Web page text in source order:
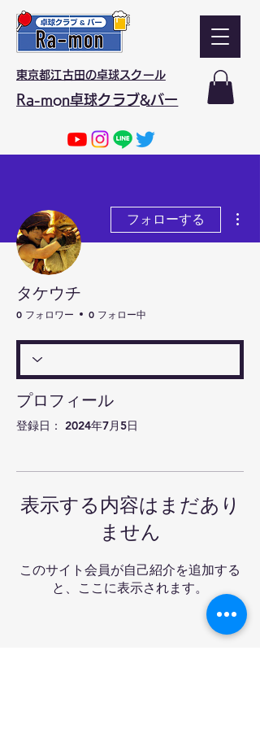
東京都江古田の卓球スクール
Ra-mon卓球クラブ&バー
フォローする
タケウチ
0 フォロワー 0 フォロー中
プロフィール
登録日： 2024年7月5日
表示する内容はまだあり
ません
このサイト会員が自己紹介を追加する
と、ここに表示されます。